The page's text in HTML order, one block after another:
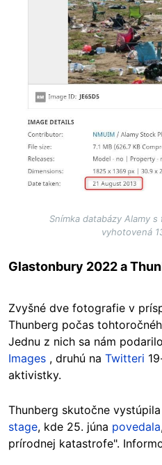
Snímka databázy Alamy
vyhotovená
Glastonbury 2022 a
Zvyšné dve fotografie v
Thunberg počas
Jednu z nich sa nám
Images , druhú na Twitteri
aktivistky.
Thunberg skutočne
stage, kde 25. júna povedala
prírodnej katastrofe".